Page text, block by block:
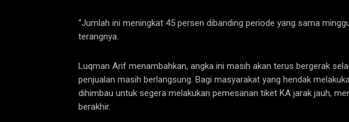
“Jumlah ini meningkat 45 persen dibanding periode yang sama
terangnya.
Luqman Arif menambahkan, angka ini masih akan terus bergerak
penjualan masih berlangsung. Bagi masyarakat yang hendak
dihimbau untuk segera melakukan pemesanan tiket KA jarak jauh,
berakhir.